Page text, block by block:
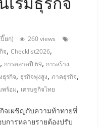
ยก)
260 views
จ,Checklist2026,
, การตลาดปี 69, การสร้าง
รกิจ, ธุรกิจพุ่งสูง,ภาคธุรกิจ,
พร้อม, เศรษฐกิจไทย
จเผชิญกับความท้าทายที่
การหลายรายต้องปรับ